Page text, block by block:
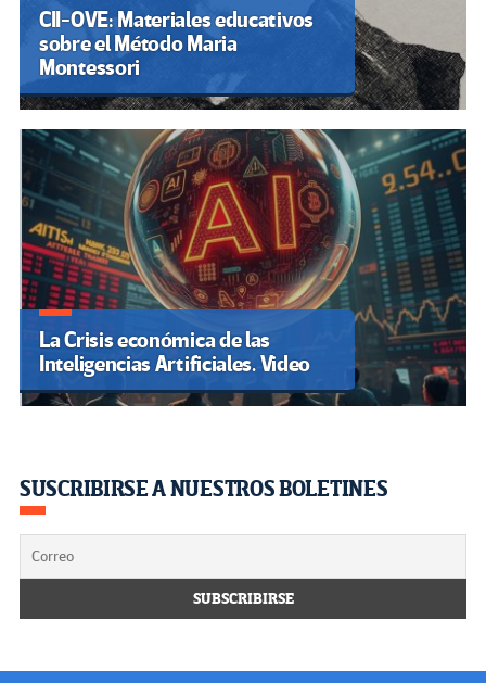
CII-OVE: Materiales educativos
sobre el Método Maria
Montessori
La Crisis económica de las
Inteligencias Artificiales. Video
SUSCRIBIRSE A NUESTROS BOLETINES